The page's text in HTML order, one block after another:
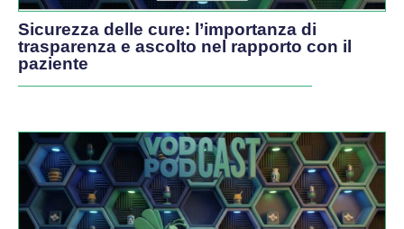
Sicurezza delle cure: l’importanza di
trasparenza e ascolto nel rapporto con il
paziente